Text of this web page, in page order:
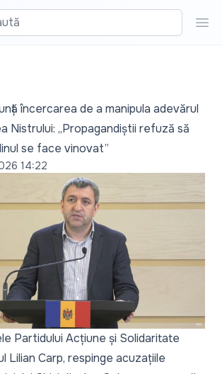
încercarea de a manipula adevărul
Nistrului: „Propagandiștii refuză să
se face vinovat”
14:22
Partidului Acțiune și Solidaritate
Lilian Carp, respinge acuzațiile